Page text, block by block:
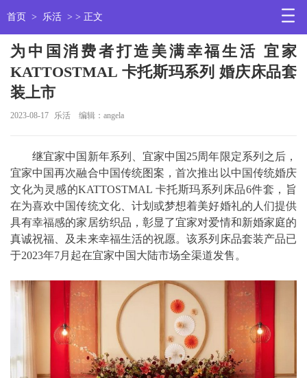
首页 > 乐活 > > 正文
为中国消费者打造美满幸福生活 宜家
KATTOSTMAL 卡托斯玛系列 婚庆床品套
装上市
2023-08-17 乐活 编辑：angela
继宜家中国新年系列、宜家中国25周年限定系列之后，
宜家中国再次融合中国传统图案，首次推出以中国传统婚庆
文化为灵感的KATTOSTMAL 卡托斯玛系列床品6件套，旨
在为喜欢中国传统文化、计划或梦想着美好婚礼的人们提供
具有幸福感的家居纺织品，彰显了宜家对爱情和新婚家庭的
真诚祝福、及未来幸福生活的祝愿。该系列床品套装产品已
于2023年7月起在宜家中国大陆市场全渠道发售。